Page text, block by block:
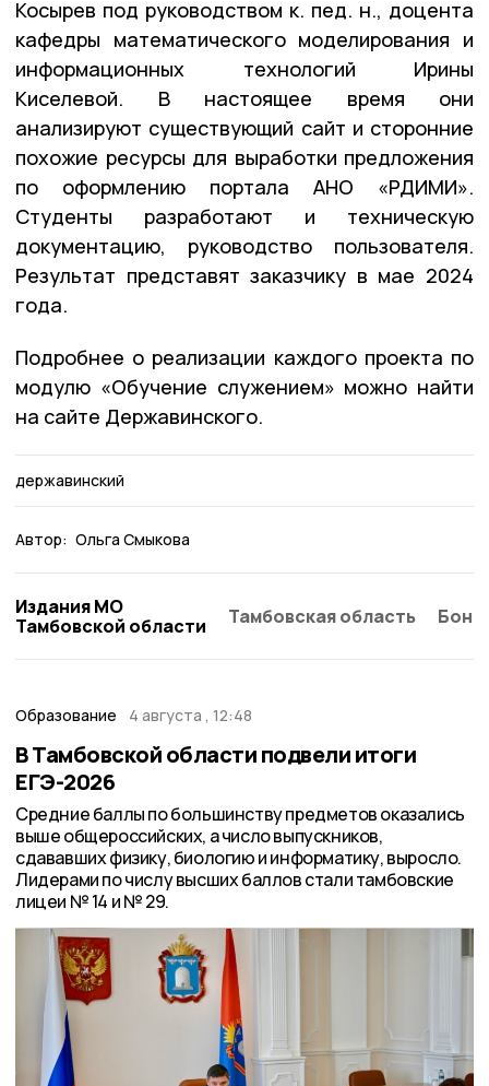
Косырев под руководством к. пед. н., доцента
кафедры математического моделирования и
информационных технологий Ирины
Киселевой. В настоящее время они
анализируют существующий сайт и сторонние
похожие ресурсы для выработки предложения
по оформлению портала АНО «РДИМИ».
Студенты разработают и техническую
документацию, руководство пользователя.
Результат представят заказчику в мае 2024
года.
Подробнее о реализации каждого проекта по
модулю «Обучение служением» можно найти
на сайте Державинского.
державинский
Автор: Ольга Смыкова
Издания МО
Тамбовской области
Тамбовская область
Образование 4 августа , 12:48
В Тамбовской области подвели итоги
ЕГЭ-2026
Средние баллы по большинству предметов оказались
выше общероссийских, а число выпускников,
сдававших физику, биологию и информатику, выросло.
Лидерами по числу высших баллов стали тамбовские
лицеи № 14 и № 29.